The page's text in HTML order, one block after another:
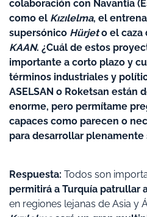
colaboración con Navantia
como el Kızılelma, el
supersónico Hürjeto el caza
KAAN. ¿Cuál de estos
importante a corto plazo y
términos industriales y
ASELSAN o Roketsan están
enorme, pero permítame
capaces como parecen o
para desarrollar plenamente
Respuesta: Todos son
permitirá a Turquía patrullar
en regiones lejanas de Asia y